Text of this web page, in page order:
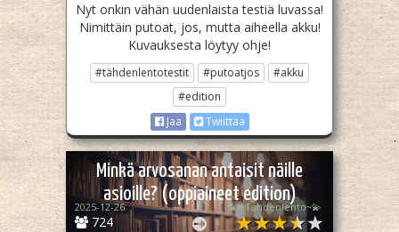
Nyt onkin vähän uudenlaista testiä luvassa!
Nimittäin putoat, jos, mutta aiheella akku!
Kuvauksesta löytyy ohje!
#tähdenlentotestit #putoatjos
#akku
#edition
Jaa
Twiittaa
Minkä arvosanan antaisit näille
asioille? (oppiaineet edition)
724
2025-12-26 💫~Tähdenlento~💫